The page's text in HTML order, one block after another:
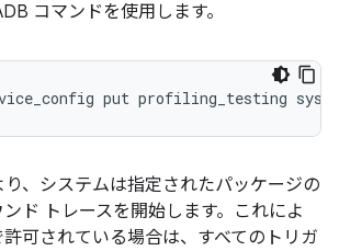
コマンドを使用します。
put profiling_testing
り、システムは指定されたパッケージの
ド トレースを開始します。これによ
可されている場合は、すべてのトリガ